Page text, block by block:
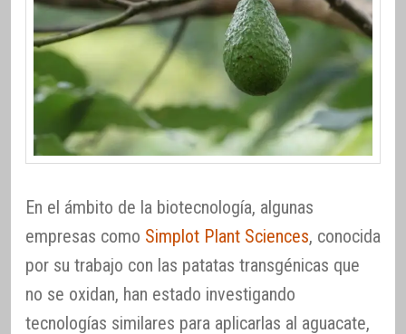
En el ámbito de la biotecnología, algunas
empresas como Simplot Plant Sciences, conocida
por su trabajo con las patatas transgénicas que
no se oxidan, han estado investigando
tecnologías similares para aplicarlas al aguacate,